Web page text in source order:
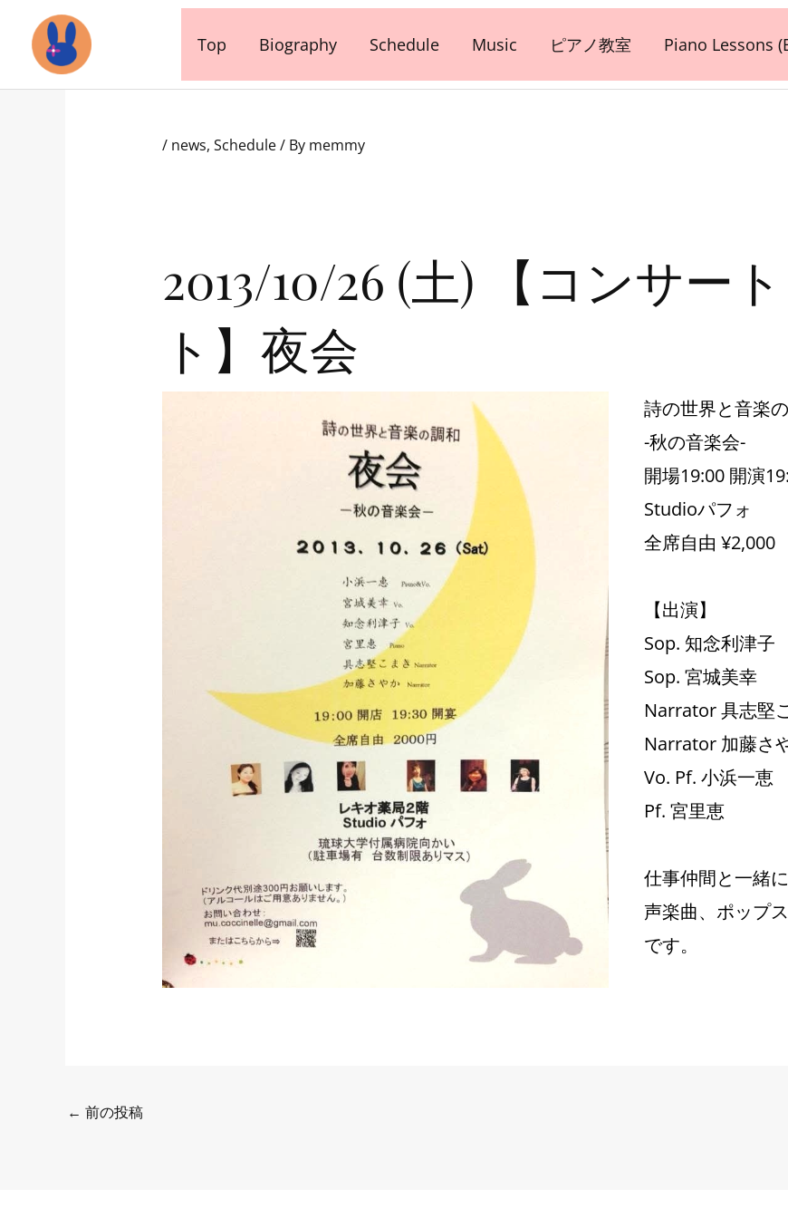
ス
Top Biography Schedule Music ピアノ教室 Piano Lessons
/ news, Schedule/ By memmy
2013/10/26 (土) 【コンサー
ト】夜会
詩の世界と音楽
-秋の音楽会-
開場19:00 開演
Studioパフォ
全席自由 ¥2,000
【出演】
Sop. 知念利津子
Sop. 宮城美幸
Narrator 具志堅
Narrator 加藤さ
Vo. Pf. 小浜一恵
Pf. 宮里恵
仕事仲間と一緒
声楽曲、ポップ
です。
← 前の投稿